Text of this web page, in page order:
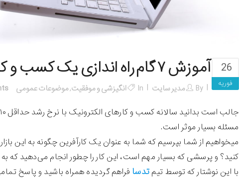
26
فوریه
آموزش ۷ گام راه اندازی یک کسب و کار الکترونیک
By مدیر سایت In انگیزشی و موفقیت,موضوعات عمومی
مسئله بسیار موثر است.
میخواهیم از شما بپرسیم که شما به عنوان یک کارآفرین چگونه به این
کنید؟ و پرسشی که بسیار مهم است، این کار را چطور انجام می‌دهید که
با این نوشتار که توسط تیمتدسا